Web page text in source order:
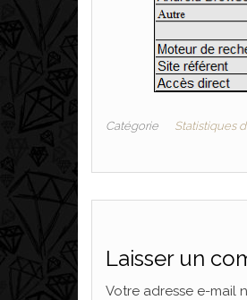
Catégorie Statistiques
Laisser un
Votre adresse e-mail